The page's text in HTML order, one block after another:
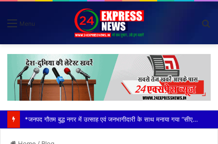
Menu
*विदेशी मूल के व्यक्तियों (नाइजीरियन) से परेशान होकर ग्राम वासियों ने रबूपुरा थाने में एक ज्ञापन दिया*